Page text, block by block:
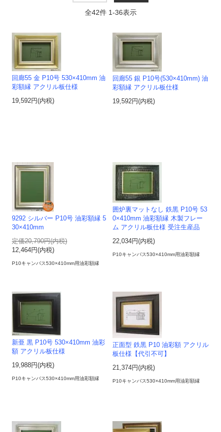
全42件 1-36表示
回廊55 金 P10号 530×410mm 油
彩額縁 アクリル板仕様
19,592円(内税)
回廊55 銀 P10号(530×410mm) 油
彩額縁 アクリル板仕様
19,592円(内税)
9292 シルバー P10号 油彩額縁 5
30×410mm
定価20,790円(内税)
12,464円(内税)
P10キャンバス530×410mm用油彩額縁
囲炉裏マットなし 鉄黒 P10号 53
0×410mm 油彩額縁 木製フレー
ム アクリル板仕様 受注生産品
22,034円(内税)
P10キャンバス530×410mm用油彩額縁
新亜 黒 P10号 530×410mm 油彩
額 アクリル板仕様
19,988円(内税)
P10キャンバス530×410mm用油彩額縁
正面型 鉄黒 P10 油彩額 アクリル
板仕様【代引不可】
21,374円(内税)
P10キャンバス530×410mm用油彩額縁